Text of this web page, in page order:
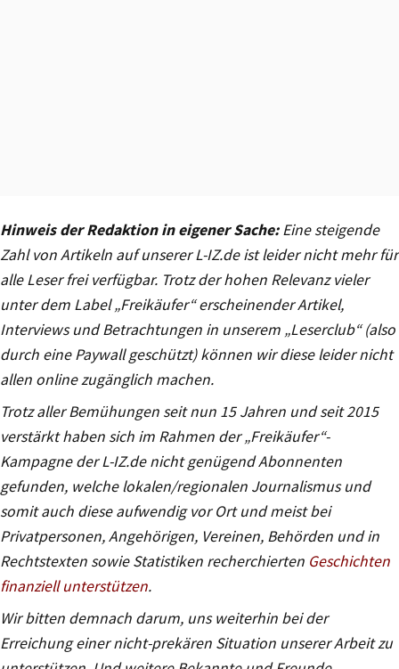
Hinweis der Redaktion in eigener Sache: Eine steigende
Zahl von Artikeln auf unserer L-IZ.de ist leider nicht mehr für
alle Leser frei verfügbar. Trotz der hohen Relevanz vieler
unter dem Label „Freikäufer“ erscheinender Artikel,
Interviews und Betrachtungen in unserem „Leserclub“ (also
durch eine Paywall geschützt) können wir diese leider nicht
allen online zugänglich machen.
Trotz aller Bemühungen seit nun 15 Jahren und seit 2015
verstärkt haben sich im Rahmen der „Freikäufer“-
Kampagne der L-IZ.de nicht genügend Abonnenten
gefunden, welche lokalen/regionalen Journalismus und
somit auch diese aufwendig vor Ort und meist bei
Privatpersonen, Angehörigen, Vereinen, Behörden und in
Rechtstexten sowie Statistiken recherchierten Geschichten
finanziell unterstützen.
Wir bitten demnach darum, uns weiterhin bei der
Erreichung einer nicht-prekären Situation unserer Arbeit zu